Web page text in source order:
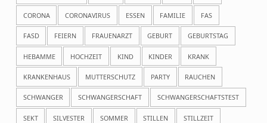
CORONA CORONAVIRUS ESSEN FAMILIE FAS
FASD FEIERN FRAUENARZT GEBURT GEBURTSTAG
HEBAMME HOCHZEIT KIND KINDER KRANK
KRANKENHAUS MUTTERSCHUTZ PARTY RAUCHEN
SCHWANGER SCHWANGERSCHAFT SCHWANGERSCHAFTSTEST
SEKT SILVESTER SOMMER STILLEN STILLZEIT